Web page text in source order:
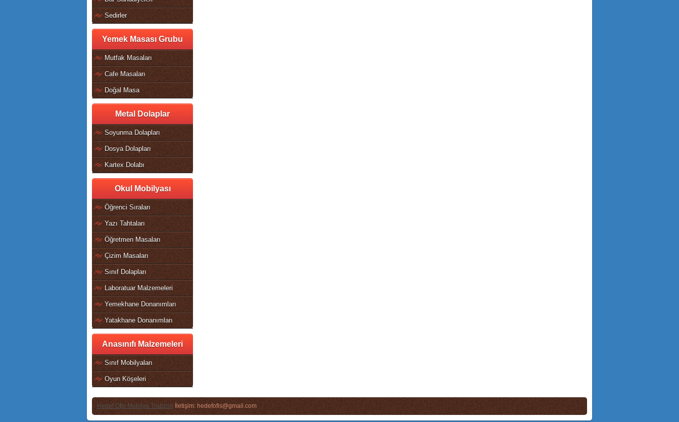
Sedirler
Yemek Masası Grubu
Mutfak Masaları
Cafe Masaları
Doğal Masa
Metal Dolaplar
Soyunma Dolapları
Dosya Dolapları
Kartex Dolabı
Okul Mobilyası
Öğrenci Sıraları
Yazı Tahtaları
Öğretmen Masaları
Çizim Masaları
Sınıf Dolapları
Laboratuar Malzemeleri
Yemekhane Donanımları
Yatakhane Donanımları
Anasınıfı Malzemeleri
Sınıf Mobilyaları
Oyun Köşeleri
Hedef Ofis Mobilya Trabzonİletişim: hedefofis@gmail.com